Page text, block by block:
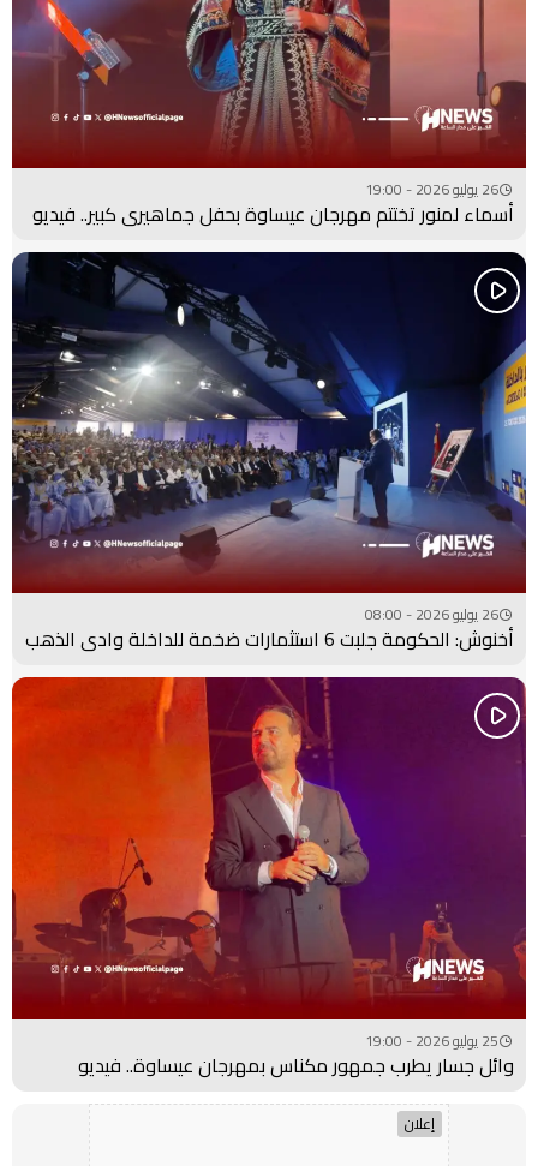
26 يوليو 2026 - 19:00
أسماء لمنور تختتم مهرجان عيساوة بحفل جماهيري كبير.. فيديو
26 يوليو 2026 - 08:00
أخنوش: الحكومة جلبت 6 استثمارات ضخمة للداخلة وادي الذهب
25 يوليو 2026 - 19:00
وائل جسار يطرب جمهور مكناس بمهرجان عيساوة.. فيديو
إعلان